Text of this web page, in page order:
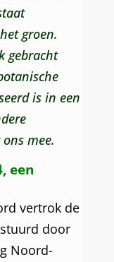
groen.
gebracht
is in een
mee.
een
vertrok de
door
Noord-